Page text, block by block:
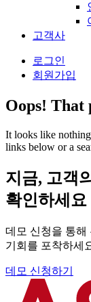
고객사
로그인
회원가입
Oops! That
It looks like
links below or a
지금, 고객
확인하세요
데모 신청을 통해
기회를 포착하세
데모 신청하기